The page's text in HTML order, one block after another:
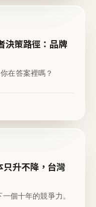
決策路徑：品牌
在答案裡嗎？
升不降，台灣
個十年的競爭力。